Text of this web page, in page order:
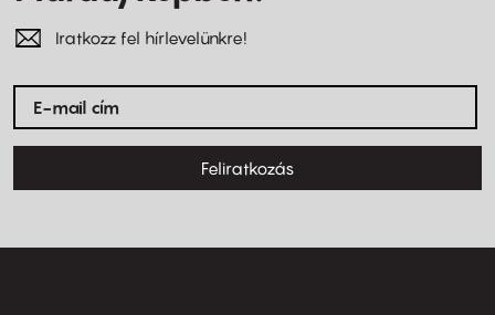
Iratkozz fel hírlevelünkre!
Feliratkozás